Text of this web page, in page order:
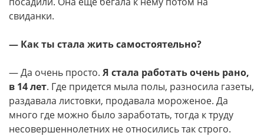
свиданки.
— Как ты стала жить самостоятельно?
— Да очень просто. Я стала работать очень рано,
в 14 лет. Где придется мыла полы, разносила газеты,
раздавала листовки, продавала мороженое. Да
много где можно было заработать, тогда к труду
несовершеннолетних не относились так строго.